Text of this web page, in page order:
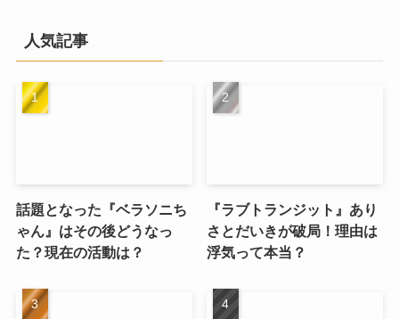
ブ
人気記事
話題となった『ベラソニち
ゃん』はその後どうなっ
た？現在の活動は？
『ラブトランジット』あり
さとだいきが破局！理由は
浮気って本当？